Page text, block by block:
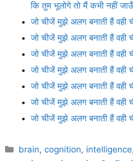
कि तुम भूलोगे तो मैं कभी नहीं
जो चीजें मुझे अलग बनाती हैं वही
जो चीजें मुझे अलग बनाती हैं वही
जो चीजें मुझे अलग बनाती हैं वही
जो चीजें मुझे अलग बनाती हैं वही
जो चीजें मुझे अलग बनाती हैं वही
जो चीजें मुझे अलग बनाती हैं वही
जो चीजें मुझे अलग बनाती हैं वही
Categories
brain, cognition, intelligence